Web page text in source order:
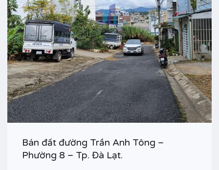
Bán đất đường Trần Anh Tông –
Phường 8 – Tp. Đà Lạt.